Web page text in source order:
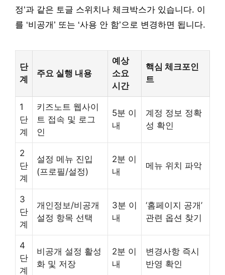
정’과 같은 토글 스위치나 체크박스가 있습니다. 이
를 ‘비공개’ 또는 ‘사용 안 함’으로 변경하면 됩니다.
단
계
주요 실행 내용
예상
소요
시간
핵심 체크포인
트
1
단
계
키즈노트 웹사이
트 접속 및 로그
인
5분 이
내
계정 정보 정확
성 확인
2
단
계
설정 메뉴 진입
(프로필/설정)
2분 이
내
메뉴 위치 파악
3
단
계
개인정보/비공개
설정 항목 선택
3분 이
내
‘홈페이지 공개’
관련 옵션 찾기
4
단
계
비공개 설정 활성
화 및 저장
2분 이
내
변경사항 즉시
반영 확인